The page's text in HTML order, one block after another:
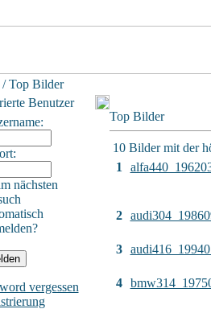
Top Bilder
Benutzer
nächsten
vergessen
Top Bilder
10 Bilder mit der
1
2
3
4